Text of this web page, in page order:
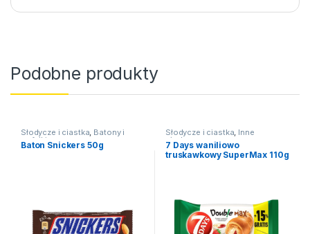
Podobne produkty
Słodycze i ciastka, Batony i
wafelki
Baton Snickers 50g
Słodycze i ciastka, Inne
słodycze
7 Days waniliowo
truskawkowy SuperMax 110g